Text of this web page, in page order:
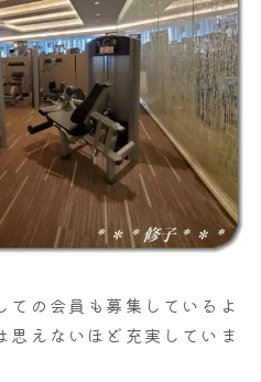
ての会員も募集しているよ
思えないほど充実していま